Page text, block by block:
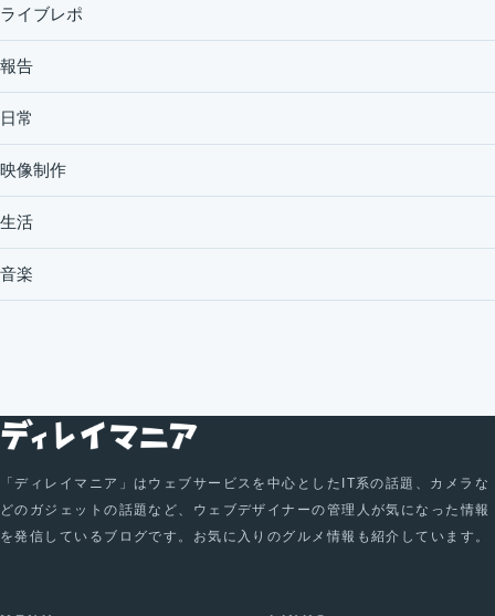
ライブレポ
報告
日常
映像制作
生活
音楽
「ディレイマニア」はウェブサービスを中心としたIT系の話題、カメラな
どのガジェットの話題など、ウェブデザイナーの管理人が気になった情報
を発信しているブログです。お気に入りのグルメ情報も紹介しています。